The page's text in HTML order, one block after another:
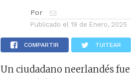
Por
Publicado el 19 de Enero, 2025
COMPARTIR TUITEAR
Un ciudadano neerlandés